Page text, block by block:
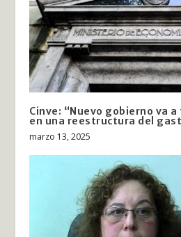
Cinve: “Nuevo gobierno va
en una reestructura del
marzo 13, 2025